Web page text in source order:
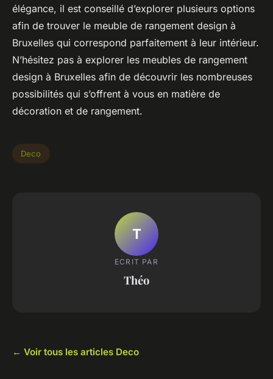
élégance, il est conseillé d’explorer plusieurs options
afin de trouver le meuble de rangement design à
Bruxelles qui correspond parfaitement à leur intérieur.
N’hésitez pas à explorer les meubles de rangement
design à Bruxelles afin de découvrir les nombreuses
possibilités qui s’offrent à vous en matière de
décoration et de rangement.
Deco
T
ECRIT PAR
Théo
← Voir tous les articles Deco